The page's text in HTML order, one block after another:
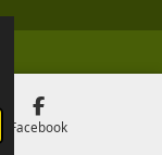
Facebook